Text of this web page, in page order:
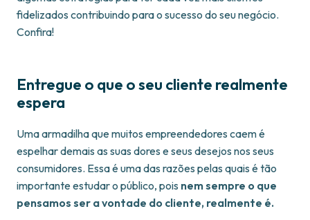
fidelizados contribuindo para o sucesso do seu negócio.
Confira!
Entregue o que o seu cliente realmente
espera
Uma armadilha que muitos empreendedores caem é
espelhar demais as suas dores e seus desejos nos seus
consumidores. Essa é uma das razões pelas quais é tão
importante estudar o público, pois nem sempre o que
pensamos ser a vontade do cliente, realmente é.